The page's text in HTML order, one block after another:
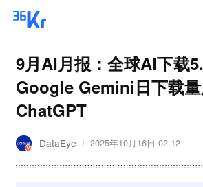
9月AI月报：全球AI下载
Google Gemini日下载
ChatGPT
DataEye 2025年10月16日 02:12